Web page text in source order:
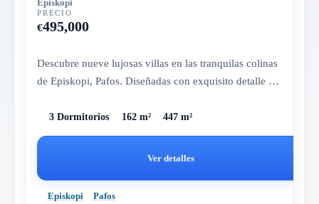
Episkopi
PRECIO
€495,000
Descubre nueve lujosas villas en las tranquilas colinas
de Episkopi, Pafos. Diseñadas con exquisito detalle y
3 Dormitorios 162 m² 447 m²
Ver detalles
Episkopi Pafos